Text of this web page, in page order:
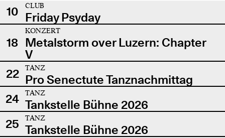
10
CLUB
Friday Psyday
18
KONZERT
Metalstorm over Luzern: Chapter
V
22
TANZ
Pro Senectute Tanznachmittag
24
TANZ
Tankstelle Bühne 2026
25
TANZ
Tankstelle Bühne 2026